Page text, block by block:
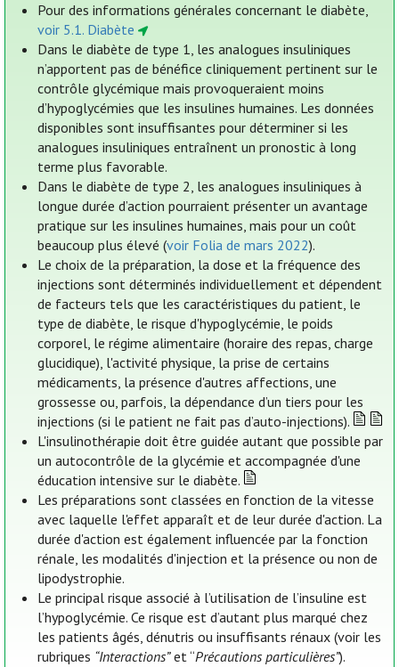
Pour des informations générales concernant le diabète,
voir 5.1. Diabète
Dans le diabète de type 1, les analogues insuliniques
n’apportent pas de bénéfice cliniquement pertinent sur le
contrôle glycémique mais provoqueraient moins
d’hypoglycémies que les insulines humaines. Les données
disponibles sont insuffisantes pour déterminer si les
analogues insuliniques entraînent un pronostic à long
terme plus favorable.
Dans le diabète de type 2, les analogues insuliniques à
longue durée d’action pourraient présenter un avantage
pratique sur les insulines humaines, mais pour un coût
beaucoup plus élevé (voir Folia de mars 2022).
Le choix de la préparation, la dose et la fréquence des
injections sont déterminés individuellement et dépendent
de facteurs tels que les caractéristiques du patient, le
type de diabète, le risque d'hypoglycémie, le poids
corporel, le régime alimentaire (horaire des repas, charge
glucidique), l'activité physique, la prise de certains
médicaments, la présence d'autres affections, une
grossesse ou, parfois, la dépendance d’un tiers pour les
injections (si le patient ne fait pas d’auto-injections).
L'insulinothérapie doit être guidée autant que possible par
un autocontrôle de la glycémie et accompagnée d'une
éducation intensive sur le diabète.
Les préparations sont classées en fonction de la vitesse
avec laquelle l'effet apparaît et de leur durée d'action. La
durée d'action est également influencée par la fonction
rénale, les modalités d'injection et la présence ou non de
lipodystrophie.
Le principal risque associé à l’utilisation de l’insuline est
l’hypoglycémie. Ce risque est d’autant plus marqué chez
les patients âgés, dénutris ou insuffisants rénaux (voir les
rubriques “Interactions”et “Précautions particulières”).